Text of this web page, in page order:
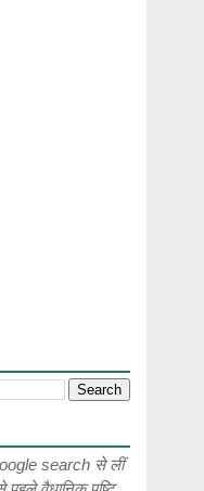
search से लीं